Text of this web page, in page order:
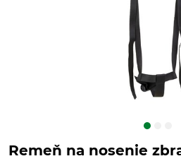
Remeň na nosenie